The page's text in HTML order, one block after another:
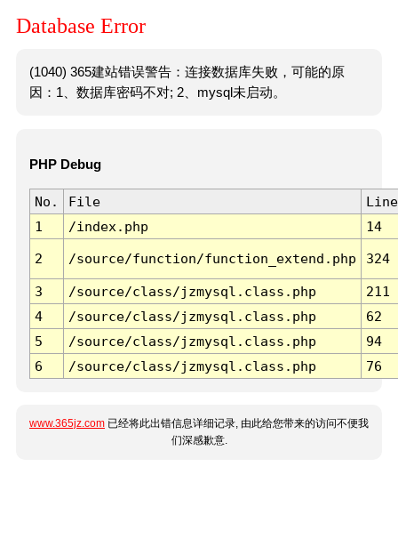
Database Error
(1040) 365建站错误警告：连接数据库失败，可能的原
因：1、数据库密码不对; 2、mysql未启动。
PHP Debug
No. File
Line
1
/index.php 14
2 /source/function/function_extend.php 324
3 /source/class/jzmysql.class.php
211
4
/source/class/jzmysql.class.php
62
5
/source/class/jzmysql.class.php
94
6
/source/class/jzmysql.class.php 76
www.365jz.com 已经将此出错信息详细记录, 由此给您带来的访问不便我
们深感歉意.